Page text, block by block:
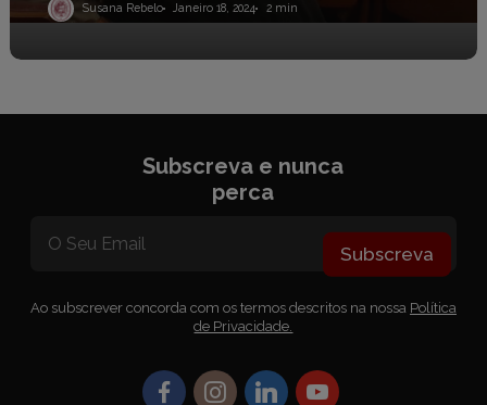
Susana Rebelo Janeiro 18, 2024 2 min
Subscreva e nunca
perca
Subscreva
Ao subscrever concorda com os termos descritos na nossa Política
de Privacidade.